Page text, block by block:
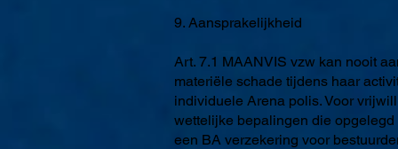
9. Aansprakelijkheid
Art. 7.1 MAANVIS vzw kan nooit
materiële schade tijdens haar
individuele Arena polis. Voor
wettelijke bepalingen die opgelegd
een BA verzekering voor